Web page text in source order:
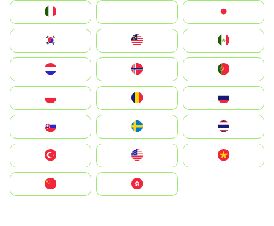
South Korea
United States
中國香港特別行政區